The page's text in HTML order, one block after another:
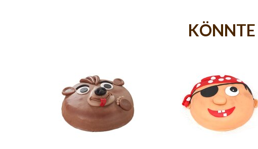
KÖNNTE